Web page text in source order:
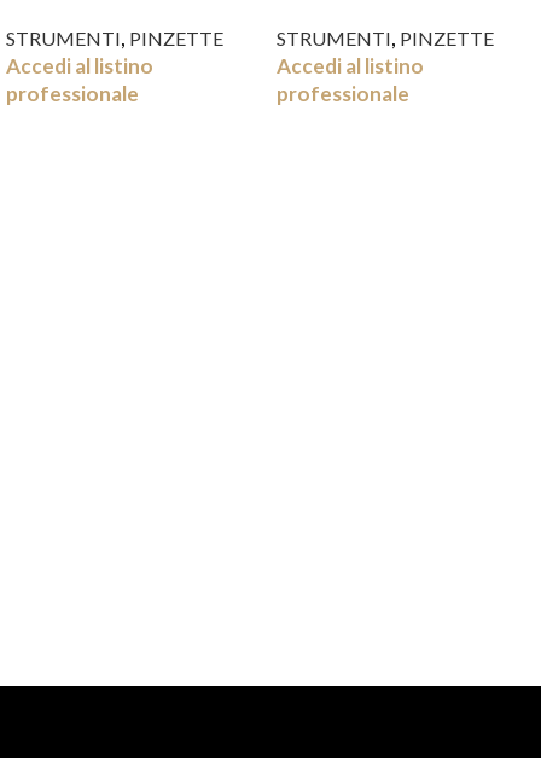
STRUMENTI, PINZETTE
Accedi al listino
professionale
STRUMENTI, PINZETTE
Accedi al listino
professionale